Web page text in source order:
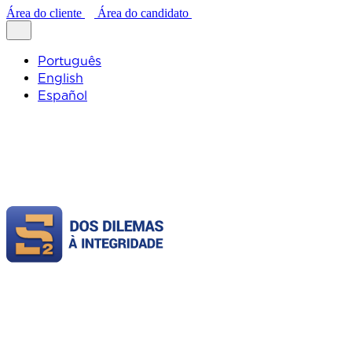
Área do cliente Área do candidato
Português
English
Español